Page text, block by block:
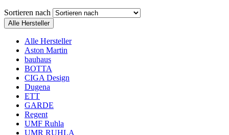
Sortieren nach
Alle Hersteller
Alle Hersteller
Aston Martin
bauhaus
BOTTA
CIGA Design
Dugena
ETT
GARDE
Regent
UMF Ruhla
UMR RUHLA